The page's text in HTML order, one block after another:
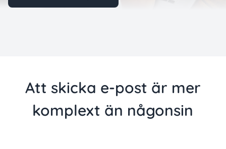
Att skicka e-post är mer
komplext än någonsin